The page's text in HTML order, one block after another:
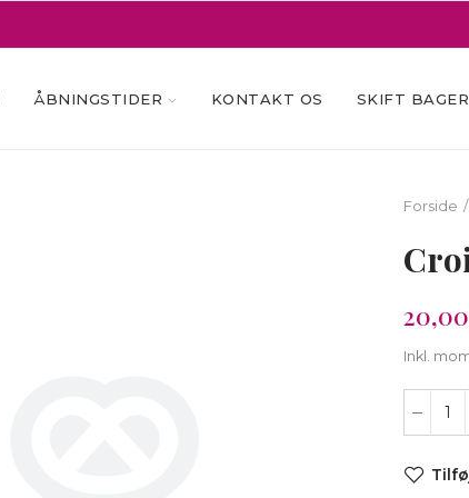
ÅBNINGSTIDER KONTAKT OS SKIFT BAGER
Forside
Inkl.